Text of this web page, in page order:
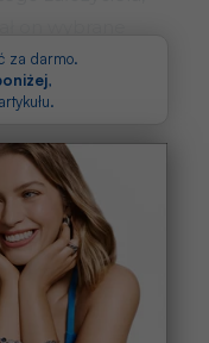
2014 roku
za darmo.
,